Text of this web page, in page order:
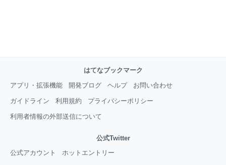
はてなブックマーク
アプリ・拡張機能
開発ブログ ヘルプ お問い合わせ
ガイドライン 利用規約 プライバシーポリシー
利用者情報の外部送信について
公式Twitter
公式アカウント
ホットエントリー